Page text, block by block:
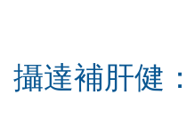
攝達補肝健